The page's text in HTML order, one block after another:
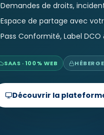
Demandes de droits,
Espace de partage avec
Pass Conformité, Label
SAAS · 100% WEB
Découvrir la